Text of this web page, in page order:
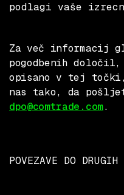
podlagi vaše
Za več informacij
pogodbenih
opisano v tej
nas tako, da
dpo@comtrade.com.
POVEZAVE DO